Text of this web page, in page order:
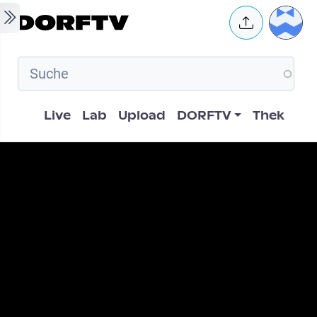
Skip to main content User
Hauptnavigation
Live Lab Upload DORFTV Thek